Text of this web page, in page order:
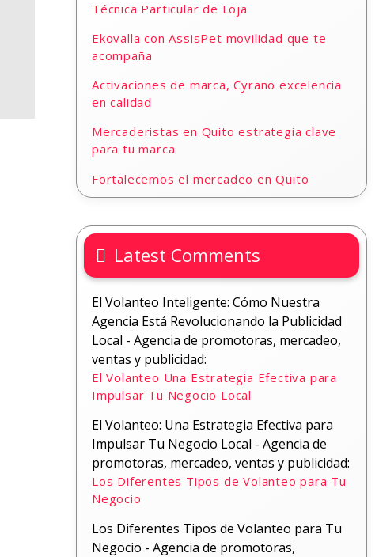
Técnica Particular de Loja
Ekovalla con AssisPet movilidad que te
acompaña
Activaciones de marca, Cyrano excelencia
en calidad
Mercaderistas en Quito estrategia clave
para tu marca
Fortalecemos el mercadeo en Quito
Latest Comments
El Volanteo Inteligente: Cómo Nuestra
Agencia Está Revolucionando la Publicidad
Local - Agencia de promotoras, mercadeo,
ventas y publicidad:
El Volanteo Una Estrategia Efectiva para
Impulsar Tu Negocio Local
El Volanteo: Una Estrategia Efectiva para
Impulsar Tu Negocio Local - Agencia de
promotoras, mercadeo, ventas y publicidad:
Los Diferentes Tipos de Volanteo para Tu
Negocio
Los Diferentes Tipos de Volanteo para Tu
Negocio - Agencia de promotoras,